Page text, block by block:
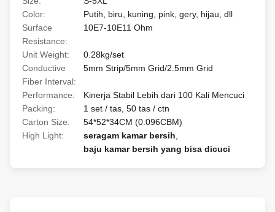
Color:
Putih, biru, kuning, pink, gery, hijau, dll
Surface
Resistance:
10E7-10E11 Ohm
Unit Weight:
0.28kg/set
Conductive
Fiber Interval:
5mm Strip/5mm Grid/2.5mm Grid
Performance:
Kinerja Stabil Lebih dari 100 Kali Mencuci
Packing:
1 set / tas, 50 tas / ctn
Carton Size:
54*52*34CM (0.096CBM)
High Light:
seragam kamar bersih
baju kamar bersih yang bisa dicuci